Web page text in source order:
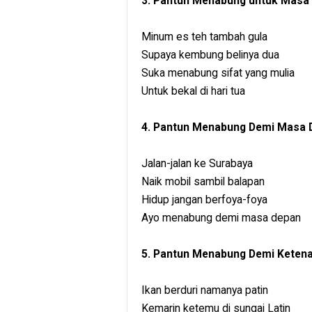
Minum es teh tambah gula
Supaya kembung belinya dua
Suka menabung sifat yang mulia
Untuk bekal di hari tua
4. Pantun Menabung Demi Masa
Jalan-jalan ke Surabaya
Naik mobil sambil balapan
Hidup jangan berfoya-foya
Ayo menabung demi masa depan
5. Pantun Menabung Demi
Ikan berduri namanya patin
Kemarin ketemu di sungai Latin